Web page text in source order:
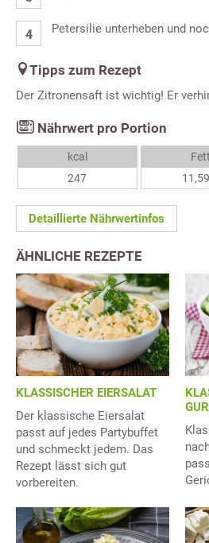
Petersilie unterheben und
Tipps zum Rezept
Der Zitronensaft ist wichtig! Er
Nährwert pro Portion
kcal
247
Fett
Detaillierte Nährwertinfos
ÄHNLICHE REZEPTE
KLASSISCHER EIERSALAT
Der klassische Eiersalat
passt auf jedes Partybuffet
und schmeckt jedem. Das
Rezept lässt sich gut
vorbereiten.